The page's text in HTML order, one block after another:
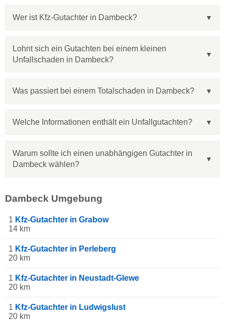
Wer ist Kfz-Gutachter in Dambeck?
Lohnt sich ein Gutachten bei einem kleinen
Unfallschaden in Dambeck?
Was passiert bei einem Totalschaden in Dambeck?
Welche Informationen enthält ein Unfallgutachten?
Warum sollte ich einen unabhängigen Gutachter in
Dambeck wählen?
Dambeck Umgebung
1 Kfz-Gutachter in Grabow
14 km
1 Kfz-Gutachter in Perleberg
20 km
1 Kfz-Gutachter in Neustadt-Glewe
20 km
1 Kfz-Gutachter in Ludwigslust
20 km